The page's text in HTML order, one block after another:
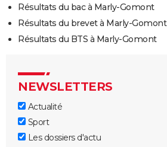
Résultats du bac à Marly-Gomont
Résultats du brevet à Marly-Gomont
Résultats du BTS à Marly-Gomont
NEWSLETTERS
Actualité
Sport
Les dossiers d'actu